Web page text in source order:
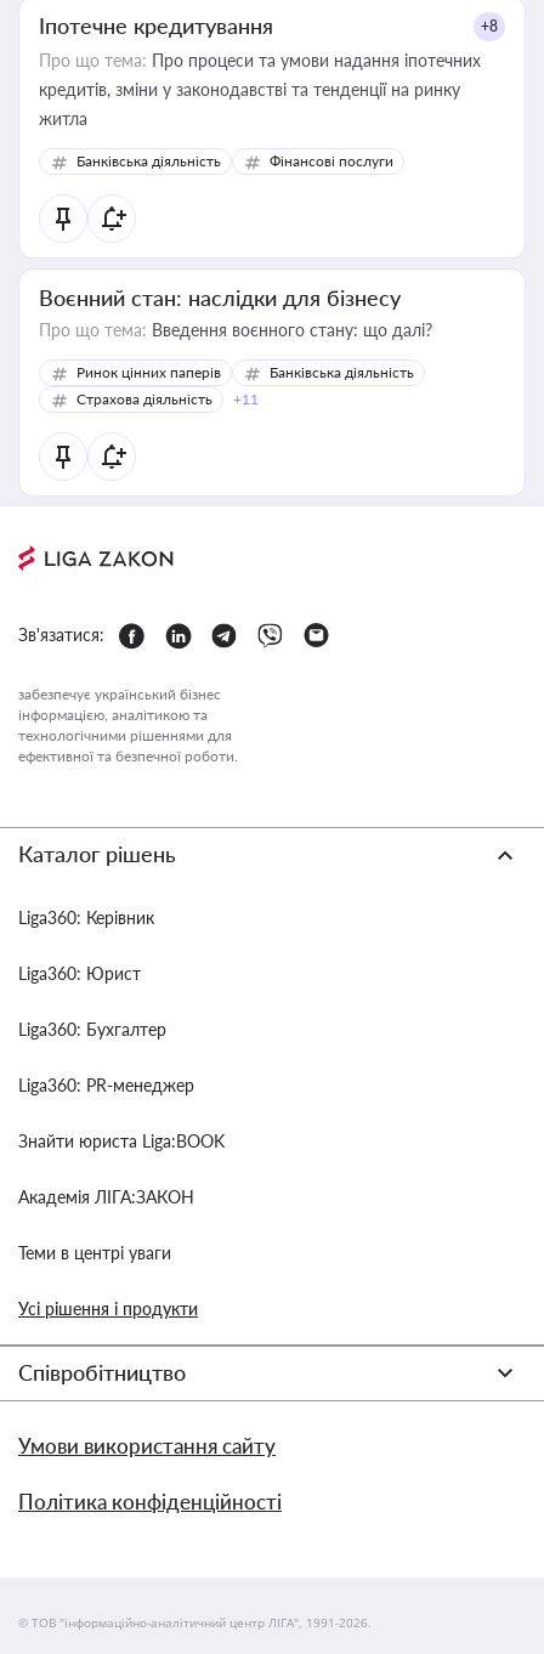
Іпотечне кредитування +8
Про що тема: Про процеси та умови надання іпотечних
кредитів, зміни у законодавстві та тенденції на ринку
житла
Банківська діяльність Фінансові послуги
Воєнний стан: наслідки для бізнесу
Про що тема: Введення воєнного стану: що далі?
Ринок цінних паперів
Банківська діяльність
Страхова діяльність
+11
Зв'язатися:
забезпечує український бізнес
інформацією, аналітикою та
технологічними рішеннями для
ефективної та безпечної роботи.
Каталог рішень
Liga360: Керівник
Liga360: Юрист
Liga360: Бухгалтер
Liga360: PR-менеджер
Знайти юриста Liga:BOOK
Академія ЛІГА:ЗАКОН
Теми в центрі уваги
Усі рішення і продукти
Співробітництво
Умови використання сайту
Політика конфіденційності
© ТОВ "інформаційно-аналітичний центр ЛІГА", 1991-2026.